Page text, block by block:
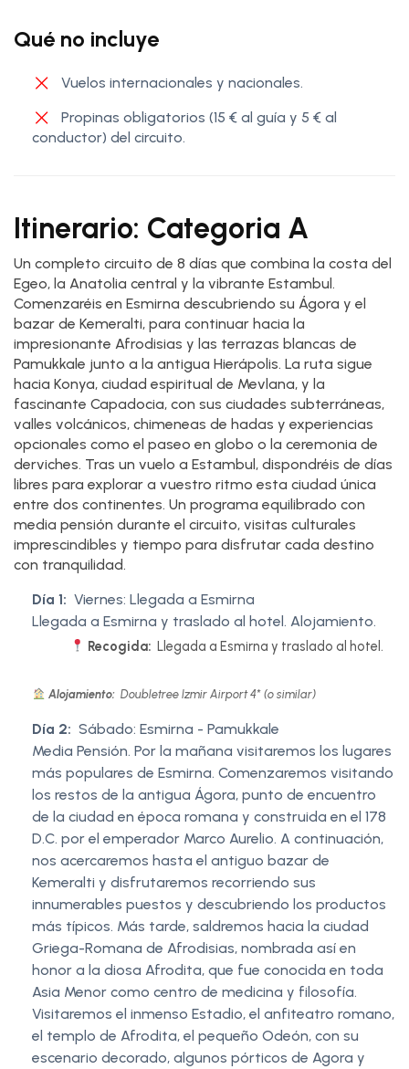
Qué no incluye
Vuelos internacionales y nacionales.
Propinas obligatorios (15 € al guía y 5 € al
conductor) del circuito.
Itinerario: Categoria A
Un completo circuito de 8 días que combina la costa del
Egeo, la Anatolia central y la vibrante Estambul.
Comenzaréis en Esmirna descubriendo su Ágora y el
bazar de Kemeralti, para continuar hacia la
impresionante Afrodisias y las terrazas blancas de
Pamukkale junto a la antigua Hierápolis. La ruta sigue
hacia Konya, ciudad espiritual de Mevlana, y la
fascinante Capadocia, con sus ciudades subterráneas,
valles volcánicos, chimeneas de hadas y experiencias
opcionales como el paseo en globo o la ceremonia de
derviches. Tras un vuelo a Estambul, dispondréis de días
libres para explorar a vuestro ritmo esta ciudad única
entre dos continentes. Un programa equilibrado con
media pensión durante el circuito, visitas culturales
imprescindibles y tiempo para disfrutar cada destino
con tranquilidad.
Día 1: Viernes: Llegada a Esmirna
Llegada a Esmirna y traslado al hotel. Alojamiento.
Recogida: Llegada a Esmirna y traslado al hotel.
Alojamiento: Doubletree Izmir Airport 4* (o similar)
Día 2: Sábado: Esmirna - Pamukkale
Media Pensión. Por la mañana visitaremos los lugares
más populares de Esmirna. Comenzaremos visitando
los restos de la antigua Ágora, punto de encuentro
de la ciudad en época romana y construida en el 178
D.C. por el emperador Marco Aurelio. A continuación,
nos acercaremos hasta el antiguo bazar de
Kemeralti y disfrutaremos recorriendo sus
innumerables puestos y descubriendo los productos
más típicos. Más tarde, saldremos hacia la ciudad
Griega-Romana de Afrodisias, nombrada así en
honor a la diosa Afrodita, que fue conocida en toda
Asia Menor como centro de medicina y filosofía.
Visitaremos el inmenso Estadio, el anfiteatro romano,
el templo de Afrodita, el pequeño Odeón, con su
escenario decorado, algunos pórticos de Agora y